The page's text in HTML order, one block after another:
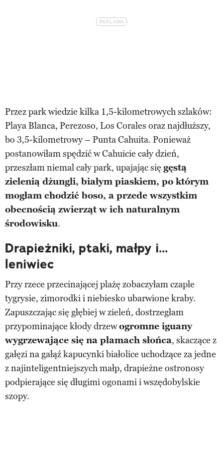
Przez park wiedzie kilka 1,5-kilometrowych szlaków:
Playa Blanca, Perezoso, Los Corales oraz najdłuższy,
bo 3,5-kilometrowy – Punta Cahuita. Ponieważ
postanowiłam spędzić w Cahuicie cały dzień,
przeszłam niemal cały park, upajając się gęstą
zielenią dżungli, białym piaskiem, po którym
mogłam chodzić boso, a przede wszystkim
obecnością zwierząt w ich naturalnym
środowisku.
Drapieżniki, ptaki, małpy i…
leniwiec
Przy rzece przecinającej plażę zobaczyłam czaple
tygrysie, zimorodki i niebiesko ubarwione kraby.
Zapuszczając się głębiej w zieleń, dostrzegłam
przypominające kłody drzewogromne iguany
wygrzewające się na plamach słońca, skaczące z
gałęzi na gałąź kapucynki białolice uchodzące za jedne
z najinteligentniejszych małp, drapieżne ostronosy
podpierające się długimi ogonami i wszędobylskie
szopy.